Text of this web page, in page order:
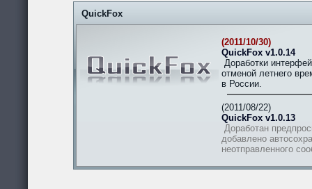
QuickFox
(2011/10/30)
QuickFox v1.0.14
Доработки
отменой летнего
в России.
(2011/08/22)
QuickFox v1.0.13
Доработан
добавлено
неотправленного